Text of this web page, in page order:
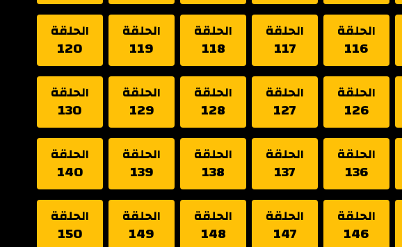
الحلقة
116
الحلقة
117
الحلقة
118
الحلقة
119
الحلقة
120
الحلقة
126
الحلقة
127
الحلقة
128
الحلقة
129
الحلقة
130
الحلقة
136
الحلقة
137
الحلقة
138
الحلقة
139
الحلقة
140
الحلقة
146
الحلقة
147
الحلقة
148
الحلقة
149
الحلقة
150